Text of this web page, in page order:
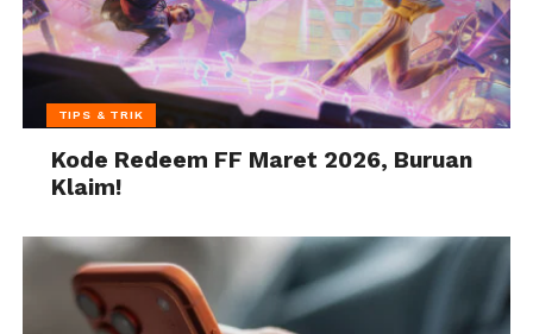
TIPS & TRIK
Kode Redeem FF Maret 2026, Buruan
Klaim!